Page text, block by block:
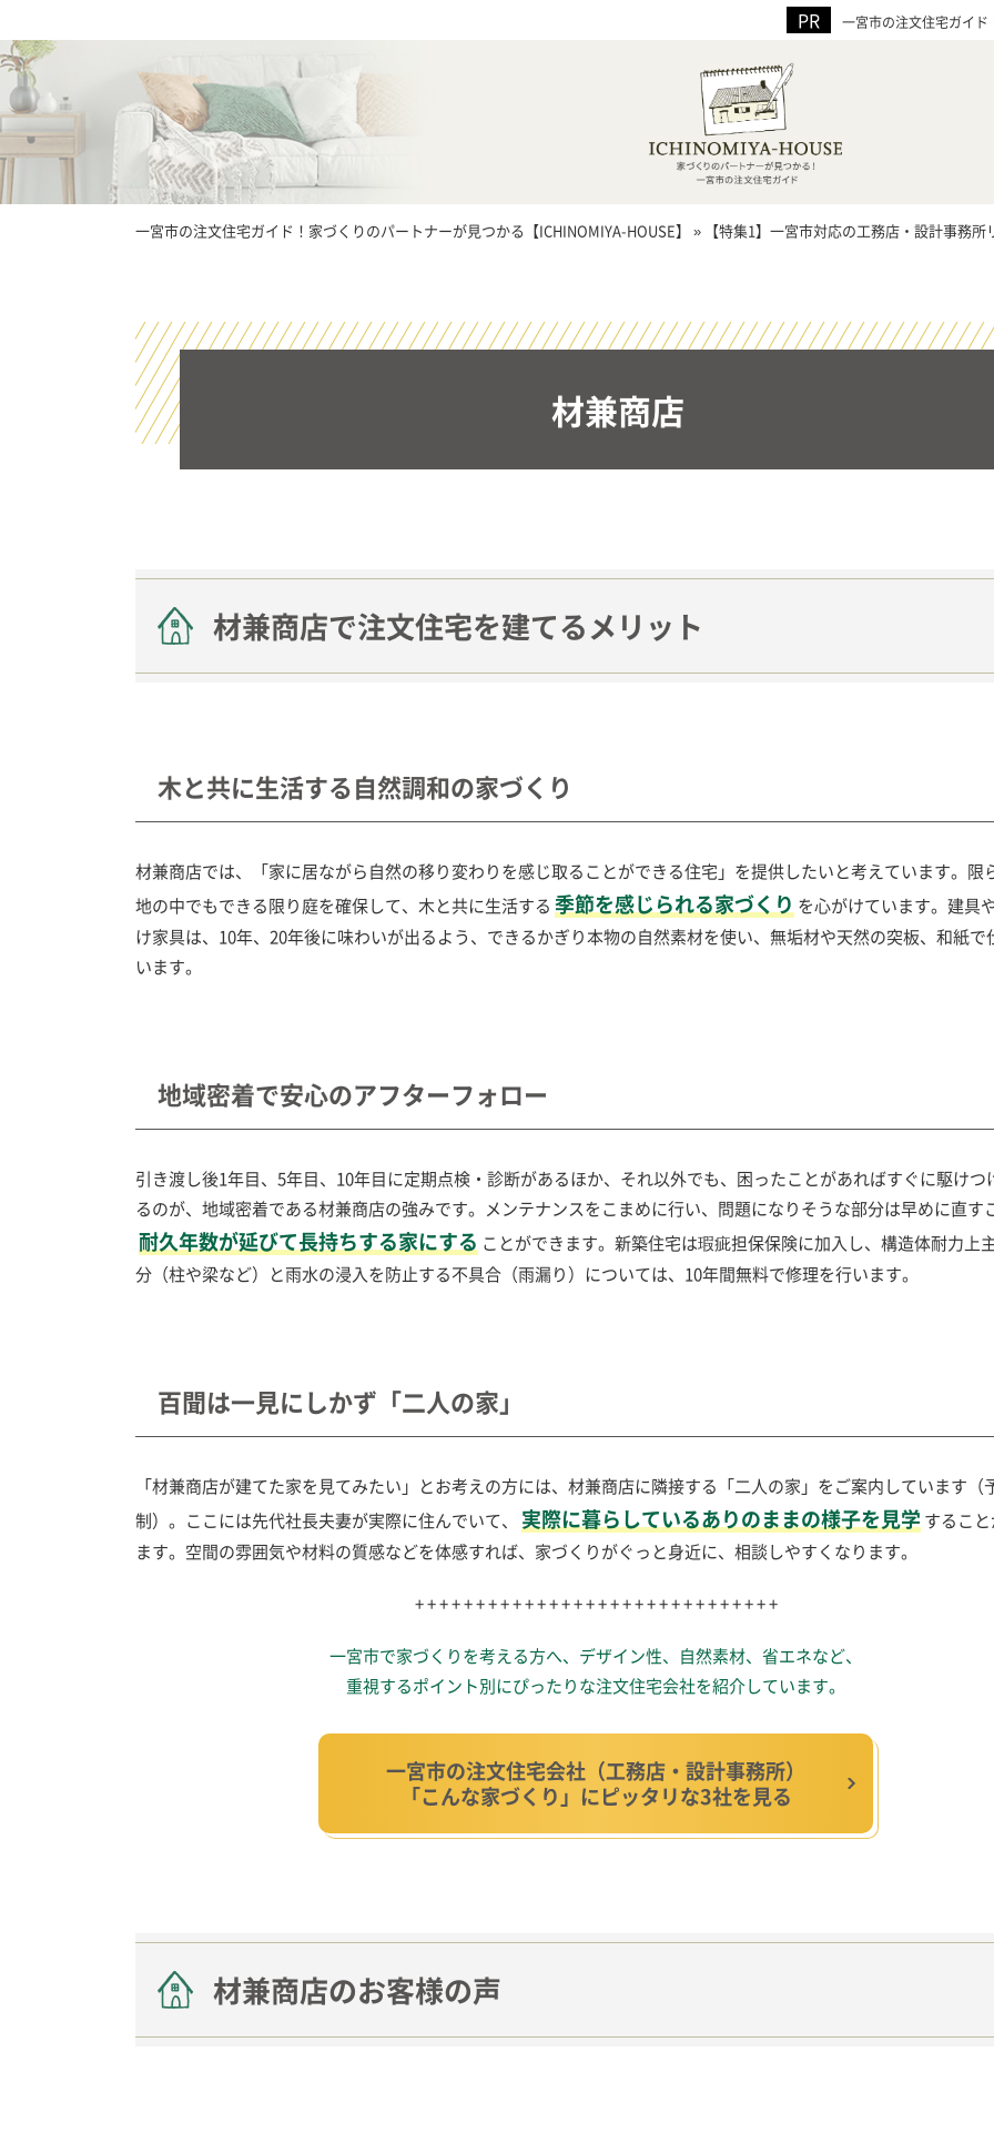
一宮市の注文住宅ガイド
一宮市の注文住宅ガイド！家づくりのパートナーが見つかる【ICHINOMIYA-HOUSE】 » 【特集1】一宮市対応の工務店・設計事務所
材兼商店
材兼商店で注文住宅を建てるメリット
木と共に生活する自然調和の家づくり
材兼商店では、「家に居ながら自然の移り変わりを感じ取ることができる住宅」を提供したいと考えています。限
地の中でもできる限り庭を確保して、木と共に生活する 季節を感じられる家づくり を心がけています。建具
け家具は、10年、20年後に味わいが出るよう、できるかぎり本物の自然素材を使い、無垢材や天然の突板、和紙で
います。
地域密着で安心のアフターフォロー
引き渡し後1年目、5年目、10年目に定期点検・診断があるほか、それ以外でも、困ったことがあればすぐに駆けつ
るのが、地域密着である材兼商店の強みです。メンテナンスをこまめに行い、問題になりそうな部分は早めに直す
耐久年数が延びて長持ちする家にする ことができます。新築住宅は瑕疵担保保険に加入し、構造体耐力上
分（柱や梁など）と雨水の浸入を防止する不具合（雨漏り）については、10年間無料で修理を行います。
百聞は一見にしかず「二人の家」
「材兼商店が建てた家を見てみたい」とお考えの方には、材兼商店に隣接する「二人の家」をご案内しています（
制）。ここには先代社長夫妻が実際に住んでいて、
実際に暮らしているありのままの様子を見学 するこ
ます。空間の雰囲気や材料の質感などを体感すれば、家づくりがぐっと身近に、相談しやすくなります。
+ + + + + + + + + + + + + + + + + + + + + + + + + + + + + +
一宮市で家づくりを考える方へ、 デザイン性、自然素材、省エネなど、
重視するポイント別にぴったりな注文住宅会社を紹介しています。
一宮市の注文住宅会社 （工務店・設計事務所）
「こんな家づくり」にピッタリな3社を見る
材兼商店のお客様の声